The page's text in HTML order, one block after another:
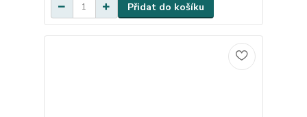
Přidat do košíku